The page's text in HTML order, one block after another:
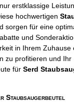
erstklassige
hochwertigen
sorgen für eine
und
in Ihrem Zuhause
zu profitieren und
fürSerd
Staubsaugerbeutel